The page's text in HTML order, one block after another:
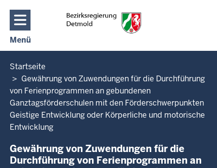
Direkt zum Inhalt
Menü
Sie
befinden
sich
hier
Startseite
Gewährung von Zuwendungen für die Durchführung
von Ferienprogrammen an gebundenen
Ganztagsförderschulen mit den Förderschwerpunkten
Geistige Entwicklung oder Körperliche und motorische
Entwicklung
Gewährung von Zuwendungen für die
Durchführung von Ferienprogrammen an